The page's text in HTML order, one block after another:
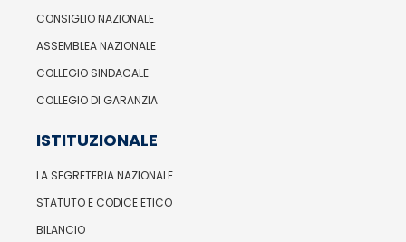
CONSIGLIO NAZIONALE
ASSEMBLEA NAZIONALE
COLLEGIO SINDACALE
COLLEGIO DI GARANZIA
ISTITUZIONALE
LA SEGRETERIA NAZIONALE
STATUTO E CODICE ETICO
BILANCIO